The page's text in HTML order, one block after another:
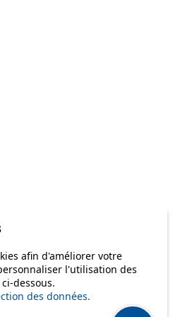
afin d'améliorer votre
l'utilisation des
dessous.
des données.
are listed above.